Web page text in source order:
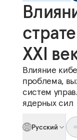
XXI
Влияние
проблема,
систем
ядерных сил
Русский